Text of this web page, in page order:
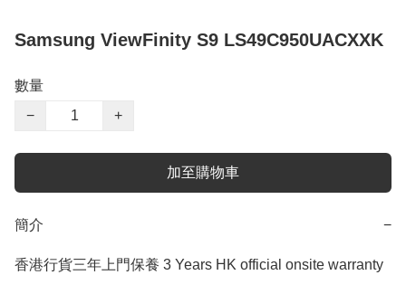
Samsung ViewFinity S9 LS49C950UACXXK
數量
−
+
加至購物車
簡介 −
香港行貨三年上門保養 3 Years HK official onsite warranty